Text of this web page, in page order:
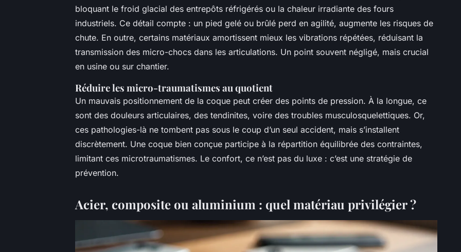
bloquant le froid glacial des entrepôts réfrigérés ou la chaleur irradiante des fours
industriels. Ce détail compte : un pied gelé ou brûlé perd en agilité, augmente les risques de
chute. En outre, certains matériaux amortissent mieux les vibrations répétées, réduisant la
transmission des micro-chocs dans les articulations. Un point souvent négligé, mais crucial
en usine ou sur chantier.
Réduire les micro-traumatismes au quotient
Un mauvais positionnement de la coque peut créer des points de pression. À la longue, ce
sont des douleurs articulaires, des tendinites, voire des troubles musculosquelettiques. Or,
ces pathologies-là ne tombent pas sous le coup d’un seul accident, mais s’installent
discrètement. Une coque bien conçue participe à la répartition équilibrée des contraintes,
limitant ces microtraumatismes. Le confort, ce n’est pas du luxe : c’est une stratégie de
prévention.
Acier, composite ou aluminium : quel matériau privilégier ?